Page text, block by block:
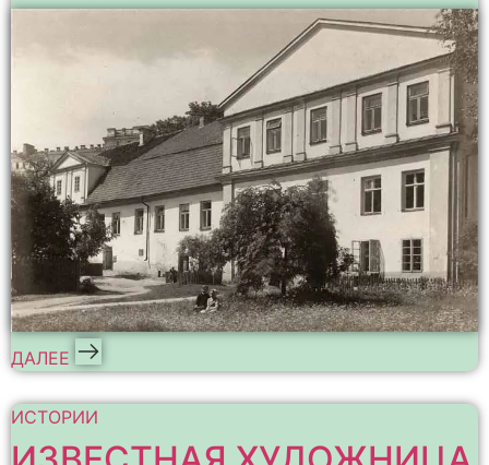
ДАЛЕЕ
ИСТОРИИ